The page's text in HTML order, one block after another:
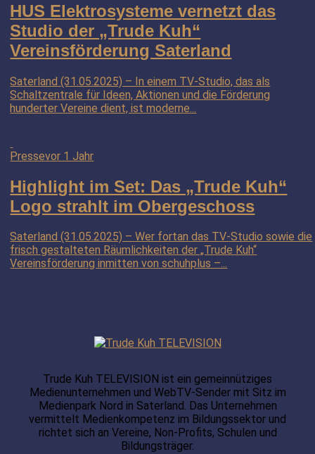
HUS Elektrosysteme vernetzt das
Studio der „Trude Kuh“
Vereinsförderung Saterland
Saterland (31.05.2025) – In einem TV-Studio, das als
Schaltzentrale für Ideen, Aktionen und die Förderung
hunderter Vereine dient, ist moderne...
Pressevor 1 Jahr
Highlight im Set: Das „Trude Kuh“
Logo strahlt im Obergeschoss
Saterland (31.05.2025) – Wer fortan das TV-Studio sowie die
frisch gestalteten Räumlichkeiten der „Trude Kuh“
Vereinsförderung inmitten von schuhplus –...
Trude Kuh TELEVISION ist ein gemeinnütziges
Medienunternehmen und WebTV-Sender mit Sitz im
Medienpark Nord in Saterland. Das Unternehmen
vermittelt Medienkompetenz im Bildungssektor und
richtet sich an Vereine, Non-Profits, Schulen und
Bildungsträger.